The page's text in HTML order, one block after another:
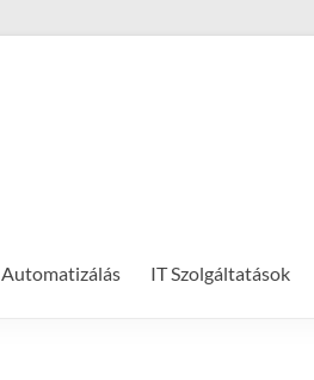
Automatizálás IT Szolgáltatások